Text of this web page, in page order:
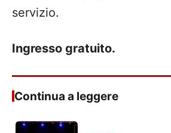
servizio.
Ingresso gratuito.
Continua a leggere